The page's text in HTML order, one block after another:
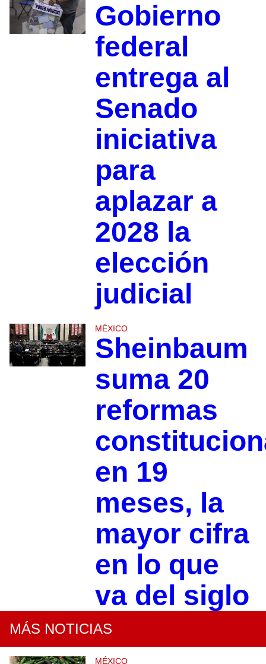
Gobierno
federal
entrega al
Senado
iniciativa
para
aplazar a
2028 la
elección
judicial
MÉXICO
Sheinbaum
suma 20
reformas
en 19
meses, la
mayor cifra
en lo que
va del siglo
MÁS NOTICIAS
MÉXICO